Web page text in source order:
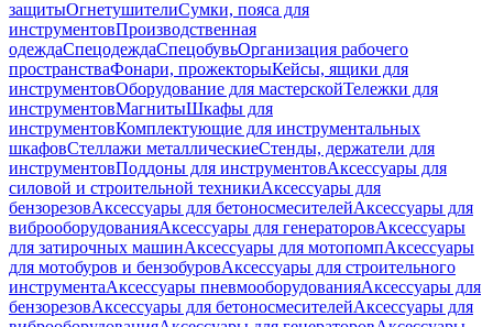
защитыОгнетушителиСумки, пояса для
инструментовПроизводственная
одеждаСпецодеждаСпецобувьОрганизация рабочего
пространстваФонари, прожекторыКейсы, ящики для
инструментовОборудование для мастерскойТележки для
инструментовМагнитыШкафы для
инструментовКомплектующие для инструментальных
шкафовСтеллажи металлическиеСтенды, держатели для
инструментовПоддоны для инструментовАксессуары для
силовой и строительной техникиАксессуары для
бензорезовАксессуары для бетоносмесителейАксессуары для
виброоборудованияАксессуары для генераторовАксессуары
для затирочных машинАксессуары для мотопомпАксессуары
для мотобуров и бензобуровАксессуары для строительного
инструментаАксессуары пневмооборудованияАксессуары для
бензорезовАксессуары для бетоносмесителейАксессуары для